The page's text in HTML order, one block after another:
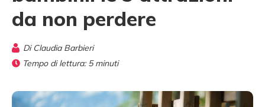
da non perdere
Di Claudia Barbieri
Tempo di lettura: 5 minuti